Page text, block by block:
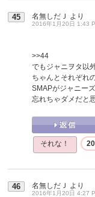
45 名無しだＪ より
2016年1月20日 1:43
>>44
でもジャニヲタ以
ちゃんとそれぞれ
SMAPがジャニー
忘れちゃダメだと
それな！
46 名無しだＪ より
2016年1月20日 4:27